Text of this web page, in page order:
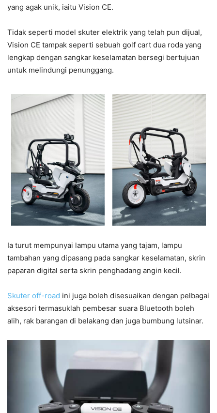
yang agak unik, iaitu Vision CE.
Tidak seperti model skuter elektrik yang telah pun dijual,
Vision CE tampak seperti sebuah golf cart dua roda yang
lengkap dengan sangkar keselamatan bersegi bertujuan
untuk melindungi penunggang.
Ia turut mempunyai lampu utama yang tajam, lampu
tambahan yang dipasang pada sangkar keselamatan, skrin
paparan digital serta skrin penghadang angin kecil.
Skuter off-road ini juga boleh disesuaikan dengan pelbagai
aksesori termasuklah pembesar suara Bluetooth boleh
alih, rak barangan di belakang dan juga bumbung lutsinar.